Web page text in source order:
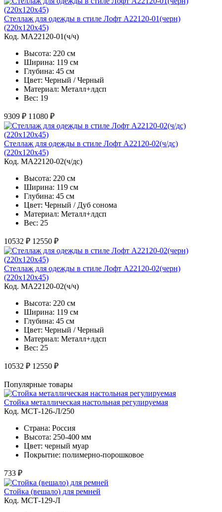
Стеллаж для одежды в стиле Лофт A22120-01(черн)
(220х120х45)
Код. MA22120-01(ч/ч)
Высота: 220 см
Ширина: 119 см
Глубина: 45 см
Цвет: Черный / Черный
Материал: Металл+лдсп
Вес: 19
9309 ₽ 11080 ₽
Стеллаж для одежды в стиле Лофт A22120-02(ч/дс)
(220х120х45)
Код. MA22120-02(ч/дс)
Высота: 220 см
Ширина: 119 см
Глубина: 45 см
Цвет: Черный / Дуб сонома
Материал: Металл+лдсп
Вес: 25
10532 ₽ 12550 ₽
Стеллаж для одежды в стиле Лофт A22120-02(черн)
(220х120х45)
Код. MA22120-02(ч/ч)
Высота: 220 см
Ширина: 119 см
Глубина: 45 см
Цвет: Черный / Черный
Материал: Металл+лдсп
Вес: 25
10532 ₽ 12550 ₽
Популярные товары
Стойка металлическая настольная регулируемая
Код. MСТ-126-Л/250
Страна: Россия
Высота: 250-400 мм
Цвет: черный муар
Покрытие: полимерно-порошковое
733 ₽
Стойка (вешало) для ремней
Код. MСТ-129-Л